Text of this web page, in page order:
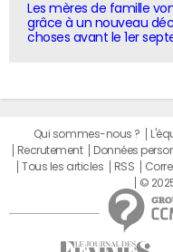
Les mères de famille
grâce à un nouveau
choses avant le 1er
Qui sommes-nous ?
Recrutement
Données
Tous les articles
RSS
©